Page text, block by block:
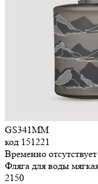
GS341MM
код 151221
Временно отсутствует
Фляга для воды
2150